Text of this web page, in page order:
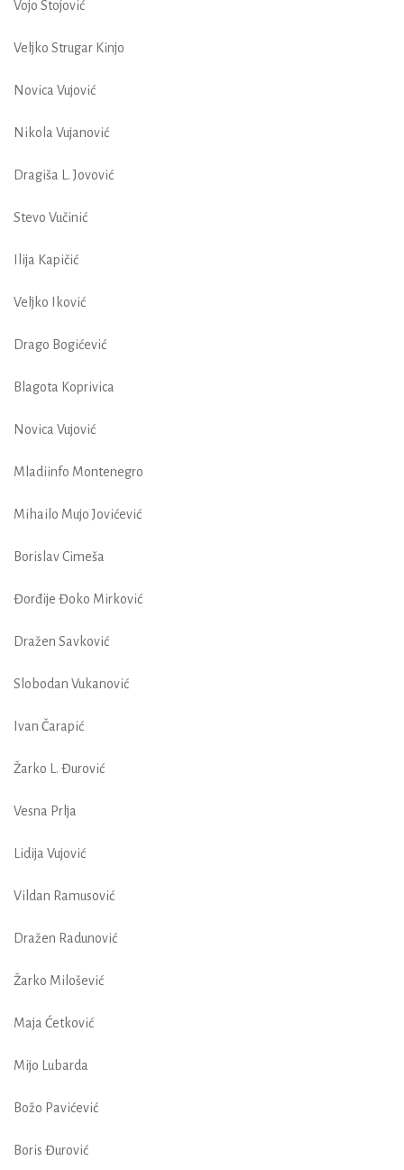
Vojo Stojović
Veljko Strugar Kinjo
Novica Vujović
Nikola Vujanović
Dragiša L. Jovović
Stevo Vučinić
Ilija Kapičić
Veljko Iković
Drago Bogićević
Blagota Koprivica
Novica Vujović
Mladiinfo Montenegro
Mihailo Mujo Jovićević
Borislav Cimeša
Đorđije Đoko Mirković
Dražen Savković
Slobodan Vukanović
Ivan Čarapić
Žarko L. Đurović
Vesna Prlja
Lidija Vujović
Vildan Ramusović
Dražen Radunović
Žarko Milošević
Maja Ćetković
Mijo Lubarda
Božo Pavićević
Boris Đurović